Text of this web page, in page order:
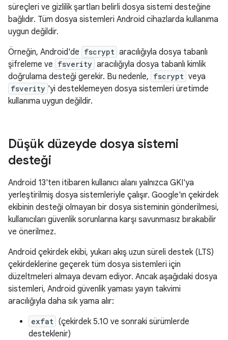
süreçleri ve gizlilik şartları belirli dosya sistemi desteğine
bağlıdır. Tüm dosya sistemleri Android cihazlarda kullanıma
uygun değildir.
Örneğin, Android'de fscrypt aracılığıyla dosya tabanlı
şifreleme ve fsverity aracılığıyla dosya tabanlı kimlik
doğrulama desteği gerekir. Bu nedenle, fscrypt veya
fsverity 'yi desteklemeyen dosya sistemleri üretimde
kullanıma uygun değildir.
Düşük düzeyde dosya sistemi
desteği
Android 13'ten itibaren kullanıcı alanı yalnızca GKI'ya
yerleştirilmiş dosya sistemleriyle çalışır. Google'ın çekirdek
ekibinin desteği olmayan bir dosya sisteminin gönderilmesi,
kullanıcıları güvenlik sorunlarına karşı savunmasız bırakabilir
ve önerilmez.
Android çekirdek ekibi, yukarı akış uzun süreli destek (LTS)
çekirdeklerine geçerek tüm dosya sistemleri için
düzeltmeleri almaya devam ediyor. Ancak aşağıdaki dosya
sistemleri, Android güvenlik yaması yayın takvimi
aracılığıyla daha sık yama alır:
exfat (çekirdek 5.10 ve sonraki sürümlerde
desteklenir)